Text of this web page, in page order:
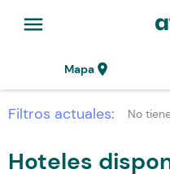
menu
Mapalocation_on
Filtros actuales: No
Hoteles